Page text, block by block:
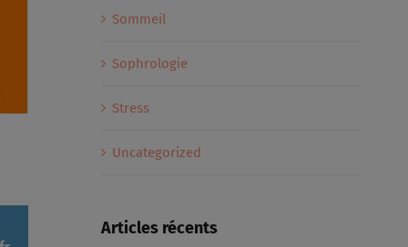
Sommeil
Sophrologie
Stress
Uncategorized
Articles récents